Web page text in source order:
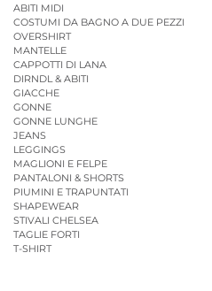
ABITI MIDI
COSTUMI DA BAGNO A DUE PEZZI
OVERSHIRT
MANTELLE
CAPPOTTI DI LANA
DIRNDL & ABITI
GIACCHE
GONNE
GONNE LUNGHE
JEANS
LEGGINGS
MAGLIONI E FELPE
PANTALONI & SHORTS
PIUMINI E TRAPUNTATI
SHAPEWEAR
STIVALI CHELSEA
TAGLIE FORTI
T-SHIRT